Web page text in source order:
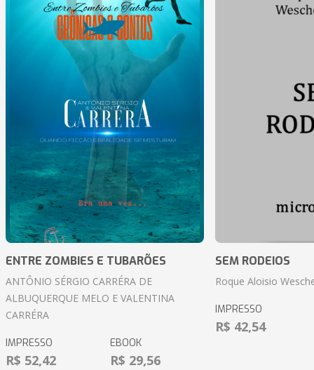
ENTRE ZOMBIES E TUBARÕES
ANTÔNIO SÉRGIO CARRÉRA DE
ALBUQUERQUE MELO E VALENTINA
CARRÉRA
IMPRESSO
R$ 52,42
EBOOK
R$ 29,56
SEM RODEIOS
Roque Aloisio
IMPRESSO
R$ 42,54